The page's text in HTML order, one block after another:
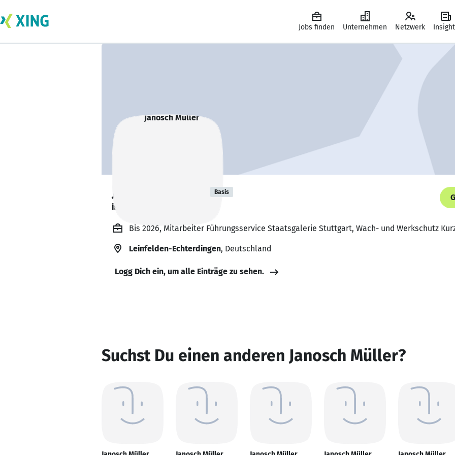
Jobs finden Unternehmen Netzwerk
Janosch Müller Basis
ist offen für Projekte. 🔎
Bis 2026, Mitarbeiter Führungsservice Staatsgalerie Stuttgart, Wach- und Werkschutz
Leinfelden-Echterdingen, Deutschland
Logg Dich ein, um alle Einträge zu sehen.
Suchst Du einen anderen Janosch Müller?